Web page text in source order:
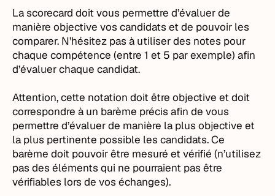
La scorecard doit vous permettre d’évaluer de
manière objective vos candidats et de pouvoir les
comparer. N’hésitez pas à utiliser des notes pour
chaque compétence (entre 1 et 5 par exemple) afin
d’évaluer chaque candidat.
Attention, cette notation doit être objective et doit
correspondre à un barème précis afin de vous
permettre d’évaluer de manière la plus objective et
la plus pertinente possible les candidats. Ce
barème doit pouvoir être mesuré et vérifié (n’utilisez
pas des éléments qui ne pourraient pas être
vérifiables lors de vos échanges).